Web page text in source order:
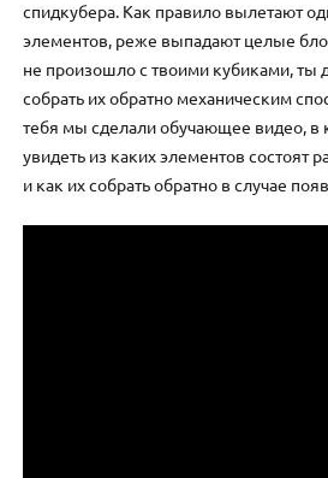
спидкубера. Как правило вылетают
элементов, реже выпадают целые
не произошло с твоими кубиками, ты
собрать их обратно механическим
тебя мы сделали обучающее видео,
увидеть из каких элементов состоят
и как их собрать обратно в случае